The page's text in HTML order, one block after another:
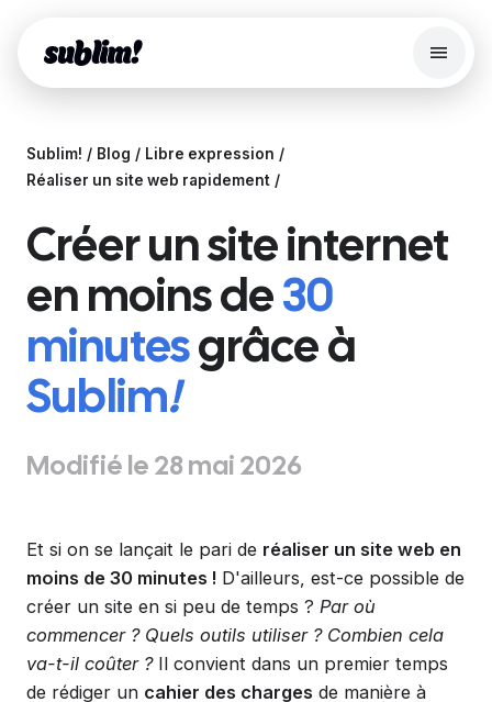
Menu
Site web
Boutique en ligne
Server Edition
Outils Gratuits
Sublim! Blog
Libre expression
Réaliser un site web rapidement
Créer un site internet
en moins de30
minutesgrâce à
Sublim!
Modifié le 28 mai 2026
Et si on se lançait le pari de réaliser un site web en
moins de 30 minutes ! D'ailleurs, est-ce possible de
créer un site en si peu de temps ? Par où
commencer ? Quels outils utiliser ? Combien cela
va-t-il coûter ?Il convient dans un premier temps
de rédiger un cahier des charges de manière à